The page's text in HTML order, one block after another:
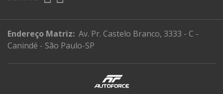
Endereço Matriz: Av. Pr. Castelo Branco, 3333 - C -
Canindé - São Paulo-SP